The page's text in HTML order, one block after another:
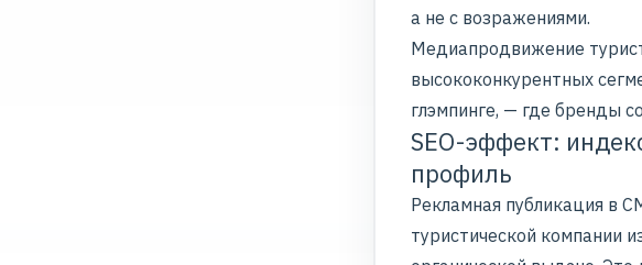
а не с возражениями.
Медиапродвижение
высококонкурентных
глэмпинге, — где бренды
SEO-эффект:
профиль
Рекламная публикация в
туристической компании